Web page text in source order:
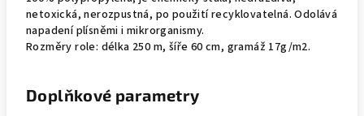
netoxická, nerozpustná, po použití recyklovatelná. Odolává
napadení plísněmi i mikrorganismy.
Rozměry role: délka 250 m, šíře 60 cm, gramáž 17g/m2.
Doplňkové parametry